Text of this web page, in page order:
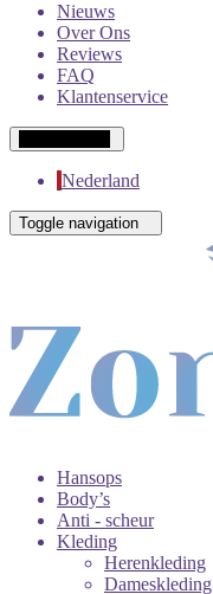
Nieuws
Over Ons
Reviews
FAQ
Klantenservice
Nederland
Toggle navigation
Hansops
Body’s
Anti - scheur
Kleding
Herenkleding
Dameskleding